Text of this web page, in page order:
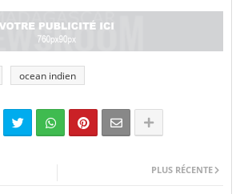
ocean indien
PLUS RÉCENTE